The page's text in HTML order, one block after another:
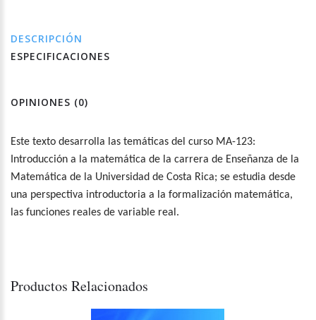
DESCRIPCIÓN
ESPECIFICACIONES
OPINIONES (0)
Este texto desarrolla las temáticas del curso MA-123:
Introducción a la matemática de la carrera de Enseñanza de la
Matemática de la Universidad de Costa Rica; se estudia desde
una perspectiva introductoria a la formalización matemática,
las funciones reales de variable real.
Productos Relacionados